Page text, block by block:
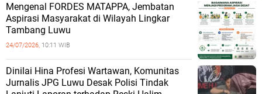
Mengenal FORDES MATAPPA, Jembatan
Aspirasi Masyarakat di Wilayah Lingkar
Tambang Luwu
24/07/2026, 10:11 WIB
Dinilai Hina Profesi Wartawan, Komunitas
Jurnalis JPG Luwu Desak Polisi Tindak